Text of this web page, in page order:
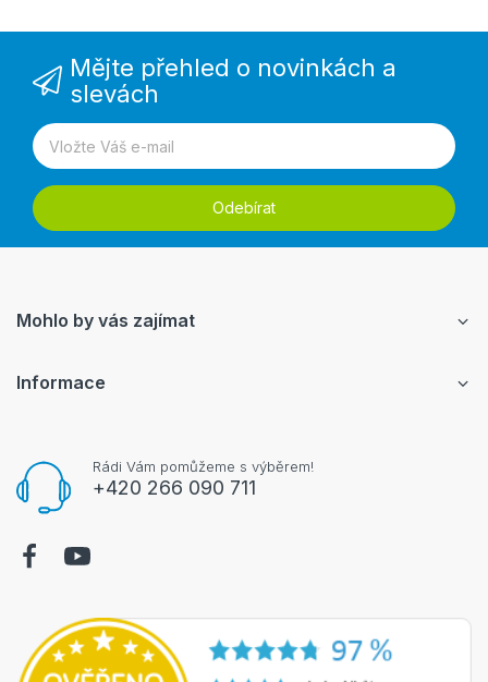
Mějte přehled o novinkách a
slevách
Odebírat
Rádi Vám pomůžeme s výběrem!
+420 266 090 711
Mohlo by vás zajímat
Informace